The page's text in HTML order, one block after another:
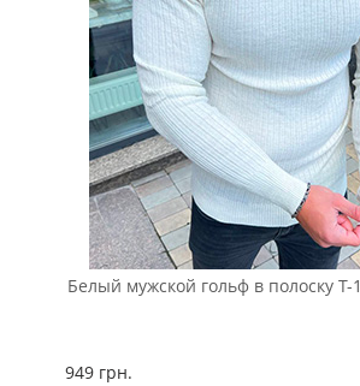
Белый мужской гольф в полоску Т-
949 грн.